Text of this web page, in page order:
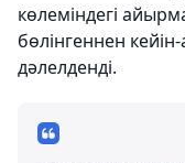
көлеміндегі
бөлінгеннен
дәлелденді.